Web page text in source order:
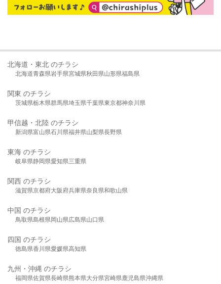
北海道・東北 のチラシ
北海道青森県岩手県宮城県秋田県山形県福島県
関東 のチラシ
茨城県栃木県群馬県埼玉県千葉県東京都神奈川県
甲信越・北陸 のチラシ
新潟県富山県石川県福井県山梨県長野県
東海 のチラシ
岐阜県静岡県愛知県三重県
関西 のチラシ
滋賀県京都府大阪府兵庫県奈良県和歌山県
中国 のチラシ
鳥取県島根県岡山県広島県山口県
四国 のチラシ
徳島県香川県愛媛県高知県
九州・沖縄 のチラシ
福岡県佐賀県長崎県熊本県大分県宮崎県鹿児島県沖縄県